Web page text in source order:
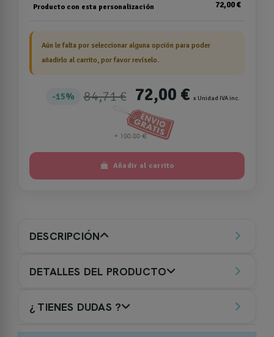
Producto con esta personalización 72,00 €
Aún le falta por seleccionar alguna opción para poder
añadirlo al carrito, por favor revíselo.
15% 84,71 € 72,00 € x Unidad IVA inc.
Añadir al carrito
DESCRIPCIÓN
DETALLES DEL PRODUCTO
¿ TIENES DUDAS ?